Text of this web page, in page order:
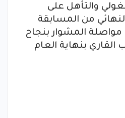
والتأهل على
من المسابقة
مواصلة المشوار بنجاح
بنهاية العام